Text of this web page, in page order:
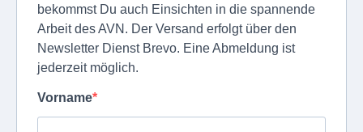
bekommst Du auch Einsichten in die spannende
Arbeit des AVN. Der Versand erfolgt über den
Newsletter Dienst Brevo. Eine Abmeldung ist
jederzeit möglich.
Vorname